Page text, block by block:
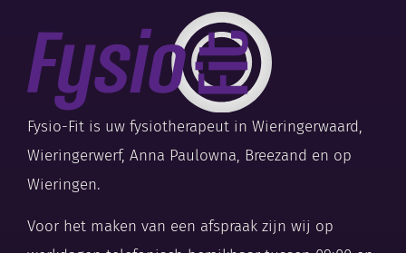
Fysio-Fit is uw fysiotherapeut in Wieringerwaard,
Wieringerwerf, Anna Paulowna, Breezand en op
Wieringen.
Voor het maken van een afspraak zijn wij op